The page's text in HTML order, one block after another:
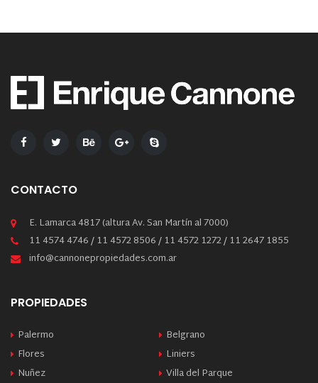
CONTACTO
E. Lamarca 4817 (altura Av. San Martín al 7000)
11 4574 4746 / 11 4572 8506 / 11 4572 1272 / 11 2647 1855
info@cannonepropiedades.com.ar
PROPIEDADES
Palermo
Belgrano
Flores
Liniers
Nuñez
Villa del Parque